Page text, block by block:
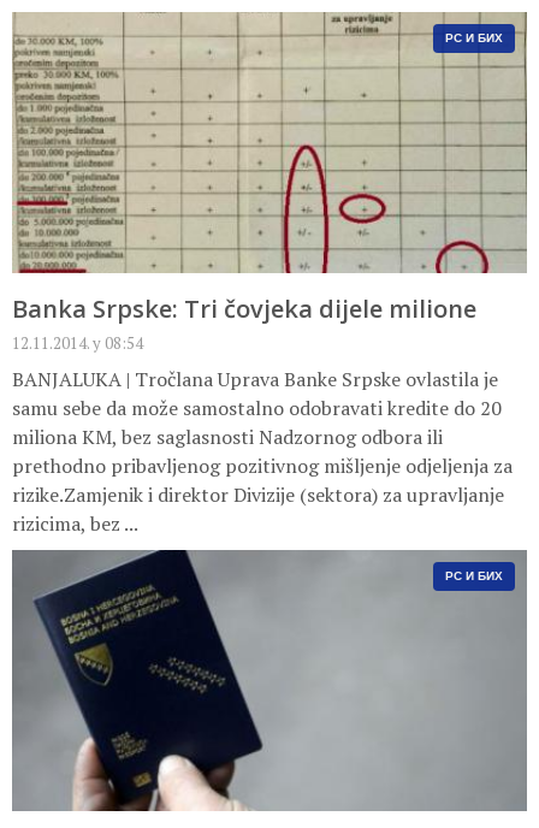
РС И БИХ
Banka Srpske: Tri čovjeka dijele milione
12.11.2014. у 08:54
BANJALUKA | Tročlana Uprava Banke Srpske ovlastila je
samu sebe da može samostalno odobravati kredite do 20
miliona KM, bez saglasnosti Nadzornog odbora ili
prethodno pribavljenog pozitivnog mišljenje odjeljenja za
rizike.Zamjenik i direktor Divizije (sektora) za upravljanje
rizicima, bez ...
РС И БИХ